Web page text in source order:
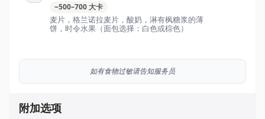
~500–700大卡
麦片，格兰诺拉麦片，酸奶，淋有枫糖浆的薄
饼，时令水果（面包选择：白色或棕色）
如有食物过敏请告知服务员
附加选项